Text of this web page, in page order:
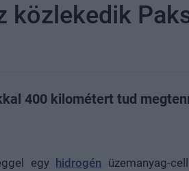
közlekedik
400 kilométert tud
egy hidrogén üzemanyag-